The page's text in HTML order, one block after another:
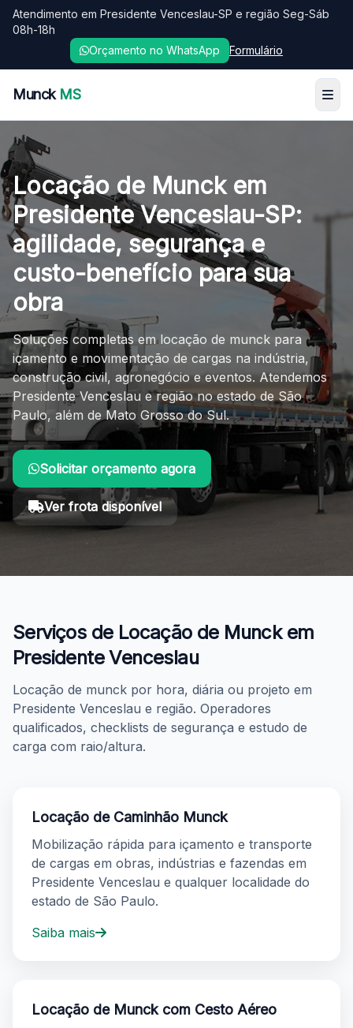
Atendimento em Presidente Venceslau-SP e região Seg-Sáb
08h-18h
Orçamento no WhatsApp
Formulário
Munck MS
Locação de Munck em
Presidente Venceslau-SP:
agilidade, segurança e
custo-benefício para sua
obra
Soluções completas em locação de munck para
içamento e movimentação de cargas na indústria,
construção civil, agronegócio e eventos. Atendemos
Presidente Venceslau e região no estado de São
Paulo, além de Mato Grosso do Sul.
Solicitar orçamento agora
Ver frota disponível
Você está em: Início > Locação de Munck > Presidente
Serviços de Locação de Munck em
Presidente Venceslau
Locação de munck por hora, diária ou projeto em
Presidente Venceslau e região. Operadores
qualificados, checklists de segurança e estudo de
carga com raio/altura.
Locação de Caminhão Munck
Mobilização rápida para içamento e transporte
de cargas em obras, indústrias e fazendas em
Presidente Venceslau e qualquer localidade do
estado de São Paulo.
Saiba mais
Locação de Munck com Cesto Aéreo